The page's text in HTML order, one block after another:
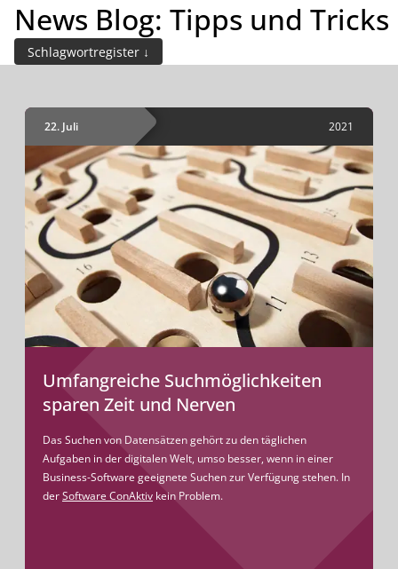
INHALTE Demo buchen
News Blog: Tipps und Tricks
Schlagwortregister
22. Juli 2021
Umfangreiche Suchmöglichkeiten
sparen Zeit und Nerven
Das Suchen von Datensätzen gehört zu den täglichen
Aufgaben in der digitalen Welt, umso besser, wenn in einer
Business-Software geeignete Suchen zur Verfügung stehen. In
derSoftware ConAktiv kein Problem.